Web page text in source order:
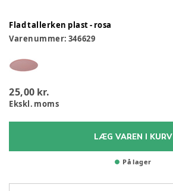
Flad tallerken plast - rosa
Varenummer: 346629
25,00 kr.
Ekskl. moms
LÆG VAREN I KURV
På lager